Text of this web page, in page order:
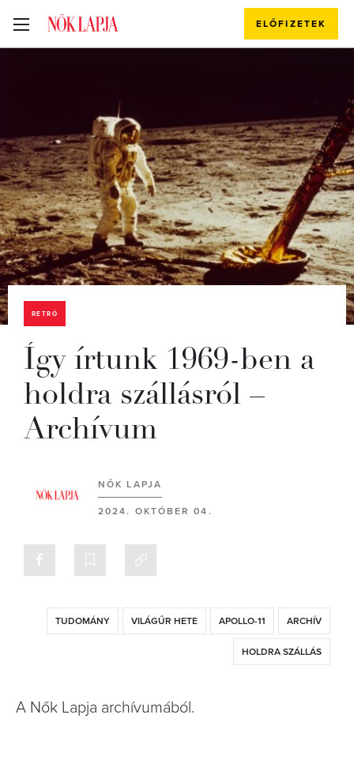
ELŐFIZETEK
RETRÓ
Így írtunk 1969-ben a
holdra szállásról –
Archívum
NŐK LAPJA
2024. OKTÓBER 04.
TUDOMÁNY VILÁGŰR HETE APOLLO-11 ARCHÍV
HOLDRA SZÁLLÁS
A Nők Lapja archívumából.